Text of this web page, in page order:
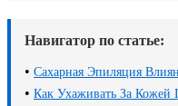
Навигатор по статье:
• Сахарная Эпиляция
• Как Ухаживать За Кожей